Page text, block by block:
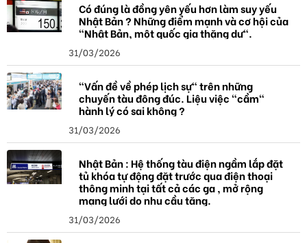
Có đúng là đồng yên yếu hơn làm suy yếu
Nhật Bản ? Những điểm mạnh và cơ hội của
"Nhật Bản, một quốc gia thặng dư".
31/03/2026
"Vấn đề về phép lịch sự" trên những
chuyến tàu đông đúc. Liệu việc "cầm"
hành lý có sai không ?
31/03/2026
Nhật Bản : Hệ thống tàu điện ngầm lắp đặt
tủ khóa tự động đặt trước qua điện thoại
thông minh tại tất cả các ga , mở rộng
mạng lưới do nhu cầu tăng.
31/03/2026